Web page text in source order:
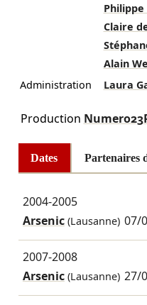
Philippe
Claire
Alain
Administration
Laura
Production
Dates Partenaires
2004-2005
Arsenic(Lausanne) 07/
2007-2008
Arsenic(Lausanne) 27/